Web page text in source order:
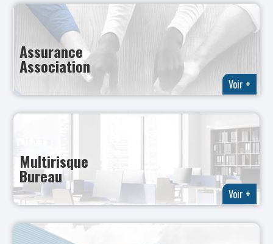
Assurance
Association
Voir +
Multirisque
Bureau
Voir +